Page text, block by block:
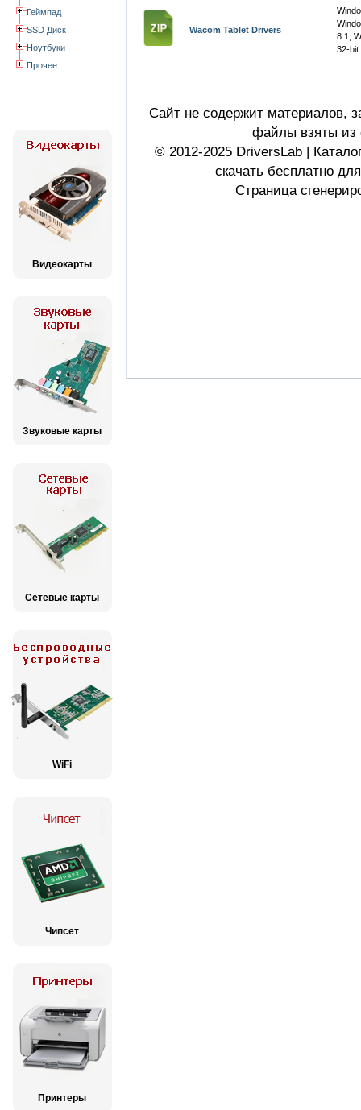
Геймпад
SSD Диск
Ноутбуки
Прочее
Видеокарты
Звуковые карты
Сетевые карты
WiFi
Чипсет
Принтеры
Wacom Tablet Drivers
8.1,
32-bit
Сайт не содержит материалов,
файлы взяты из
© 2012-2025 DriversLab |
скачать бесплатно
Страница